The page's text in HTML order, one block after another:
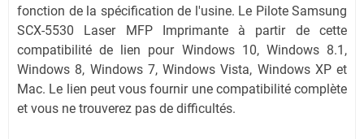
fonction de la spécification de l'usine. Le Pilote Samsung
SCX-5530 Laser MFP Imprimante à partir de cette
compatibilité de lien pour Windows 10, Windows 8.1,
Windows 8, Windows 7, Windows Vista, Windows XP et
Mac. Le lien peut vous fournir une compatibilité complète
et vous ne trouverez pas de difficultés.